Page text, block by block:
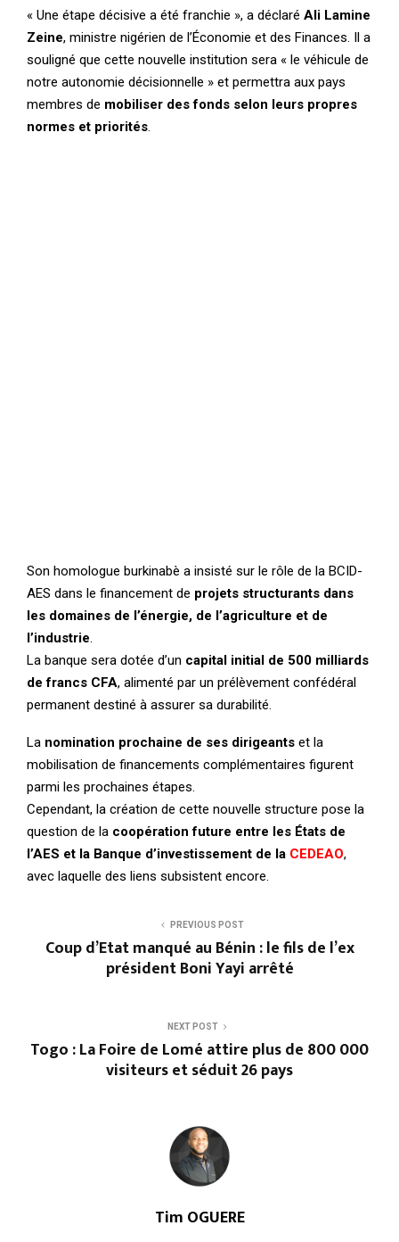
« Une étape décisive a été franchie », a déclaré Ali Lamine
Zeine, ministre nigérien de l’Économie et des Finances. Il a
souligné que cette nouvelle institution sera « le véhicule de
notre autonomie décisionnelle » et permettra aux pays
membres de mobiliser des fonds selon leurs propres
normes et priorités
Son homologue burkinabè a insisté sur le rôle de la BCID-
AES dans le financement de projets structurants dans
les domaines de l’énergie, de l’agriculture et de
l’industrie
La banque sera dotée d’un capital initial de 500 milliards
de francs CFA, alimenté par un prélèvement confédéral
permanent destiné à assurer sa durabilité.
La nomination prochaine de ses dirigeants et la
mobilisation de financements complémentaires figurent
parmi les prochaines étapes.
Cependant, la création de cette nouvelle structure pose la
question de la coopération future entre les États de
l’AES et la Banque d’investissement de la CEDEAO,
avec laquelle des liens subsistent encore.
PREVIOUS POST
Coup d’Etat manqué au Bénin : le fils de l’ex
président Boni Yayi arrêté
NEXT POST
Togo : La Foire de Lomé attire plus de 800 000
visiteurs et séduit 26 pays
Tim OGUERE